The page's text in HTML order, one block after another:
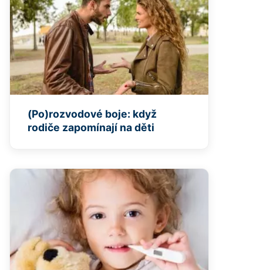
(Po)rozvodové boje: když
rodiče zapomínají na děti